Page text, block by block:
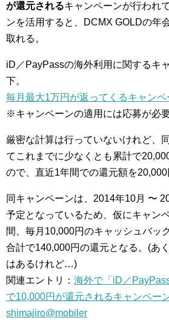
が還元されるキャンペーンが行われ
ンを活用すると、DCMX GOLDの年
取れる。
iD／PayPassの海外利用に関するキ
下。
毎月最大1万円が返ってくるキャンペ
※キャンペーンの適用には応募が必要
厳密な計算は行っていないけれど、
てこれまでに少なくとも累計で
ので、直近1年間での還元額を20,000
同キャンペーンは、2014年10月 〜
予定となっているため、仮にキャン
間、毎月10,000円のキャッシュバッ
合計で140,000円の還元となる。(あ
はあるけれど…)
関連エントリ： 海外で「iD／
で10,000円が還元されるキャンペー
shimajiro@mobiler